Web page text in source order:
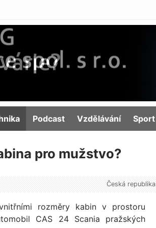
Podcast Vzdělávání Sport
pro mužstvo?
Česká republika
rozměry kabin v prostoru
CAS 24 Scania pražských